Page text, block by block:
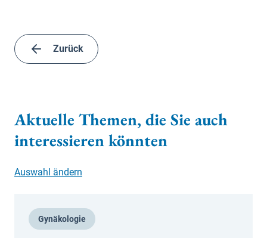
Zurück
Aktuelle Themen, die Sie auch
interessieren könnten
Auswahl ändern
Gynäkologie